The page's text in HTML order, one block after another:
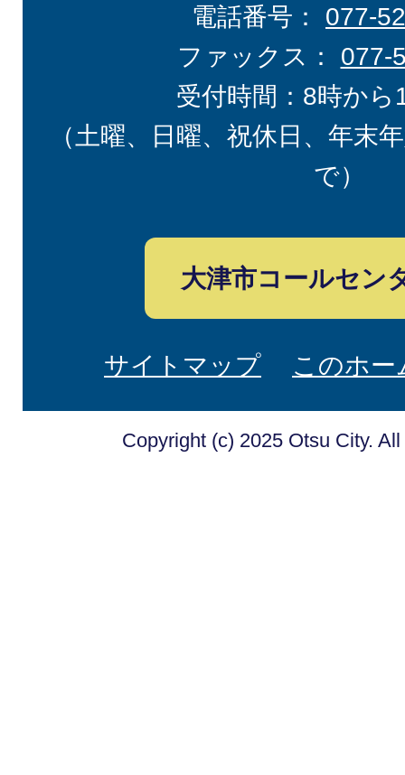
電話番号： 077-
ファックス： 077-
受付時間：8時から
（土曜、日曜、祝休日、年末
で）
大津市コールセン
サイトマップ このホ
Copyright (c) 2025 Otsu City.